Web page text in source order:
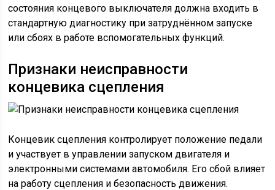
состояния концевого выключателя должна входить в
стандартную диагностику при затруднённом запуске
или сбоях в работе вспомогательных функций.
Признаки неисправности
концевика сцепления
Концевик сцепления контролирует положение педали
и участвует в управлении запуском двигателя и
электронными системами автомобиля. Его сбой влияет
на работу сцепления и безопасность движения.